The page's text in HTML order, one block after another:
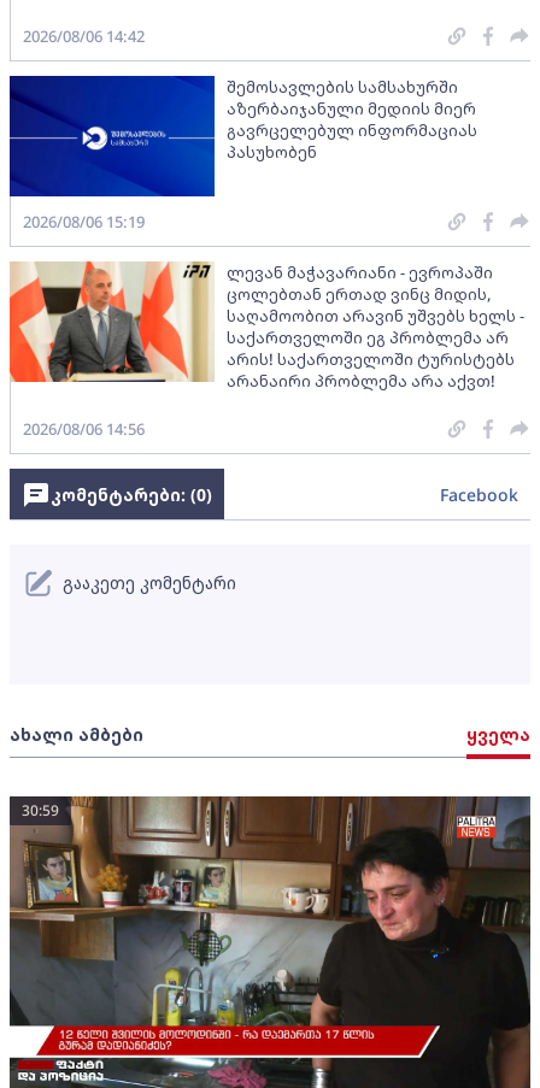
2026/08/06 14:42
შემოსავლების სამსახურში
აზერბაიჯანული მედიის მიერ
გავრცელებულ ინფორმაციას
პასუხობენ
2026/08/06 15:19
ლევან მაჭავარიანი - ევროპაში
ცოლებთან ერთად ვინც მიდის,
საღამოობით არავინ უშვებს ხელს -
საქართველოში ეგ პრობლემა არ
არის! საქართველოში ტურისტებს
არანაირი პრობლემა არა აქვთ!
2026/08/06 14:56
ახალი ამბები ყველა
30:59
კომენტარები: (0) Facebook
გააკეთე კომენტარი